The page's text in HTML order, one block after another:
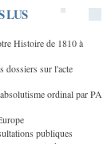
LUS
Histoire de 1810 à
dossiers sur l'acte
ordinal par PA
publiques